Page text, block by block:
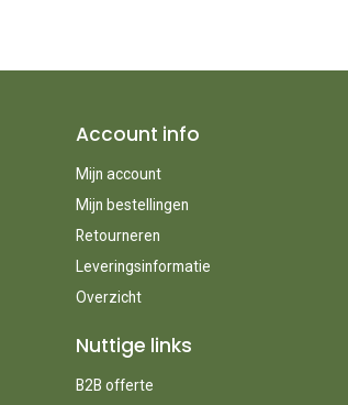
Account info
Mijn account
Mijn bestellingen
Retourneren
Leveringsinformatie
Overzicht
Nuttige links
B2B offerte